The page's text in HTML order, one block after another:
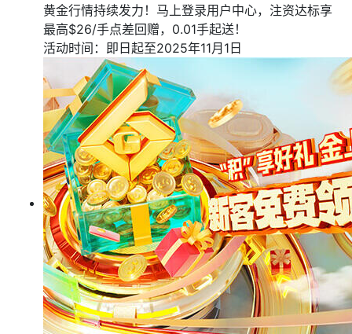
黄金行情持续发力！马上登录用户中心，注资达标享
最高$26/手点差回赠，0.01手起送！
活动时间：即日起至2025年11月1日